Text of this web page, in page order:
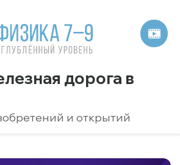
дорога в
и открытий